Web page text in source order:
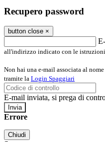
Recupero password
button close ×
all'indirizzo indicato con le istruzioni
Non hai una e-mail associata al
tramite la Login Spaggiari
E-mail inviata, si prega di
Errore
Chiudi